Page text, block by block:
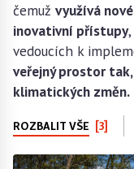
čemuž využívá
inovativní přístupy
vedoucích k
veřejný prostor
klimatických změn.
ROZBALIT VŠE [3]